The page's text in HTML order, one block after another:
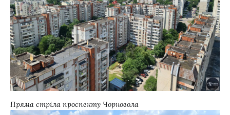
Пряма стріла проспекту Чорновола